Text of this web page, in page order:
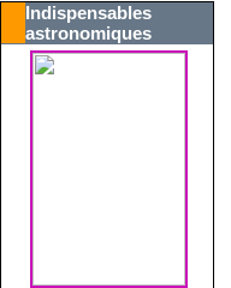
Indispensables
astronomiques